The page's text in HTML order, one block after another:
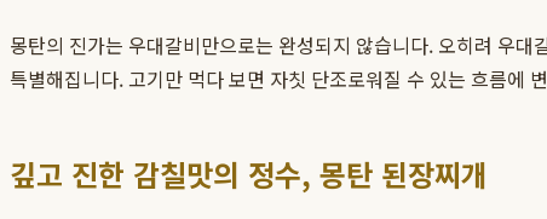
몽탄의 진가는 우대갈비만으로는 완성되지 않습니다. 오히려 우
특별해집니다. 고기만 먹다 보면 자칫 단조로워질 수 있는 흐름에
깊고 진한 감칠맛의 정수, 몽탄 된장찌개